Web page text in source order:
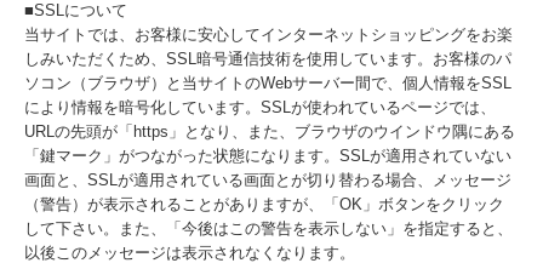
■SSLについて
当サイトでは、お客様に安心してインターネットショッピングをお楽
しみいただくため、SSL暗号通信技術を使用しています。お客様のパ
ソコン（ブラウザ）と当サイトのWebサーバー間で、個人情報をSSL
により情報を暗号化しています。SSLが使われているページでは、
URLの先頭が「https」となり、また、ブラウザのウインドウ隅にある
「鍵マーク」がつながった状態になります。SSLが適用されていない
画面と、SSLが適用されている画面とが切り替わる場合、メッセージ
（警告）が表示されることがありますが、「OK」ボタンをクリック
して下さい。また、「今後はこの警告を表示しない」を指定すると、
以後このメッセージは表示されなくなります。